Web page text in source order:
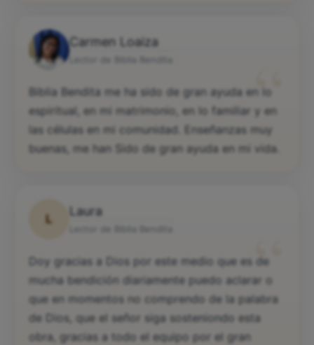
Carmen Loaiza
“
Biblia Bendita me ha sido de gran ayuda en lo
espiritual, en mi matrimonio, en lo familiar y en
las células en mi comunidad. Enseñanzas muy
buenas, me han Sido de gran ayuda en mi vida.
L
Laura
“
Doy gracias a Dios por este medio que es de
mucha bendición diariamente puedo aclarar o
que en momentos no comprendo de la palabra
de Dios, que el señor siga sosteniondo esta
obra, gracias a todo el equipo por el gran